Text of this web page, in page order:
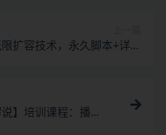
扩容技术，永久脚本+详细
】培训课程：播放